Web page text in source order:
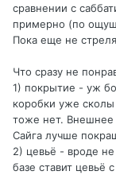
сравнении с
примерно (по
Пока еще не
Что сразу не
1) покрытие - уж
коробки уже
тоже нет. Внешнее
Сайга лучше
2) цевьё - вроде
базе ставит цевьё